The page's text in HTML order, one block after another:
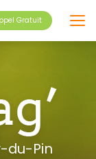
Gratuit
du-Pin